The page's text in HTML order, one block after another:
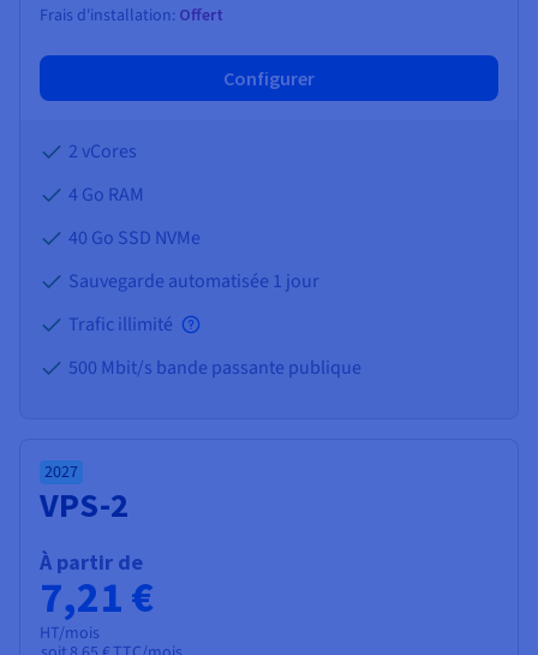
Frais d'installation: Offert
Configurer
2 vCores
4 Go RAM
40 Go SSD NVMe
Sauvegarde automatisée 1 jour
Trafic illimité
500 Mbit/s bande passante publique
2027
VPS-2
À partir de
7,21 €
HT/mois